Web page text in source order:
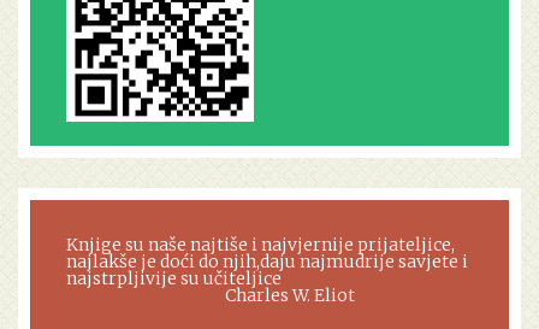
Knjige su naše najtiše i najvjernije prijateljice,
najlakše je doći do njih,daju najmudrije savjete i
najstrpljivije su učiteljice
Charles W. Eliot